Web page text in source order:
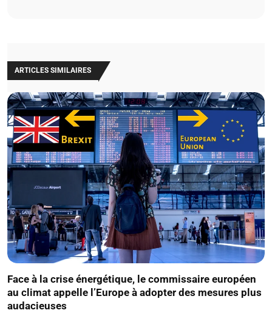
ARTICLES SIMILAIRES
Face à la crise énergétique, le commissaire européen
au climat appelle l’Europe à adopter des mesures plus
audacieuses